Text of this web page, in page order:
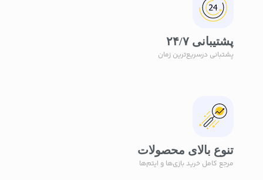
پشتیبانی ۲۴/۷
پشتبانی درسریع‌ترین زمان
تنوع بالای محصولات
مرجع کامل خرید بازی‌ها و ایتم‌ها